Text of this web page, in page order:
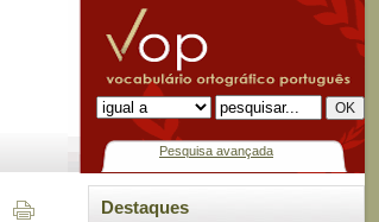
Pesquisa avançada
Destaques